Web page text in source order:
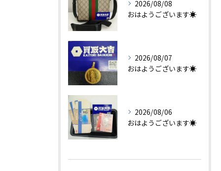
2026/08/08
おはようございます☀
2026/08/07
おはようございます☀
2026/08/06
おはようございます☀